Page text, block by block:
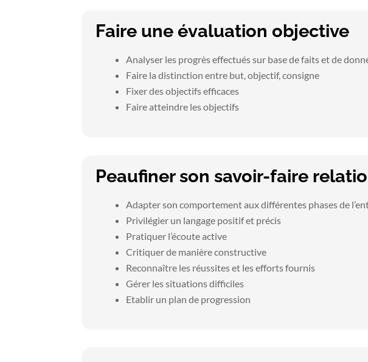
Faire une évaluation objective
Analyser les progrès effectués sur base de faits et de
Faire la distinction entre but, objectif, consigne
Fixer des objectifs efficaces
Faire atteindre les objectifs
Peaufiner son savoir-faire
Adapter son comportement aux différentes phases de
Privilégier un langage positif et précis
Pratiquer l’écoute active
Critiquer de manière constructive
Reconnaître les réussites et les efforts fournis
Gérer les situations difficiles
Etablir un plan de progression